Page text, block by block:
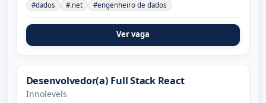
#dados #.net #engenheiro de dados
Ver vaga
Desenvolvedor(a) Full Stack React
Innolevels